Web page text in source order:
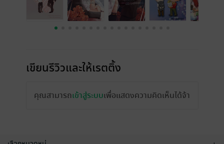
เขียนรีวิวและให้เรตติ้ง
คุณสามารถเข้าสู่ระบบเพื่อแสดงความคิดเห็นได้จ้า